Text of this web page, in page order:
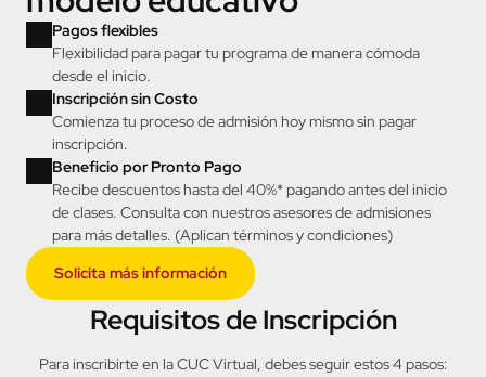
Beneficios de nuestro
modelo educativo
Pagos flexibles
Flexibilidad para pagar tu programa de manera cómoda
desde el inicio.
Inscripción sin Costo
Comienza tu proceso de admisión hoy mismo sin pagar
inscripción.
Beneficio por Pronto Pago
Recibe descuentos hasta del 40%* pagando antes del inicio
de clases. Consulta con nuestros asesores de admisiones